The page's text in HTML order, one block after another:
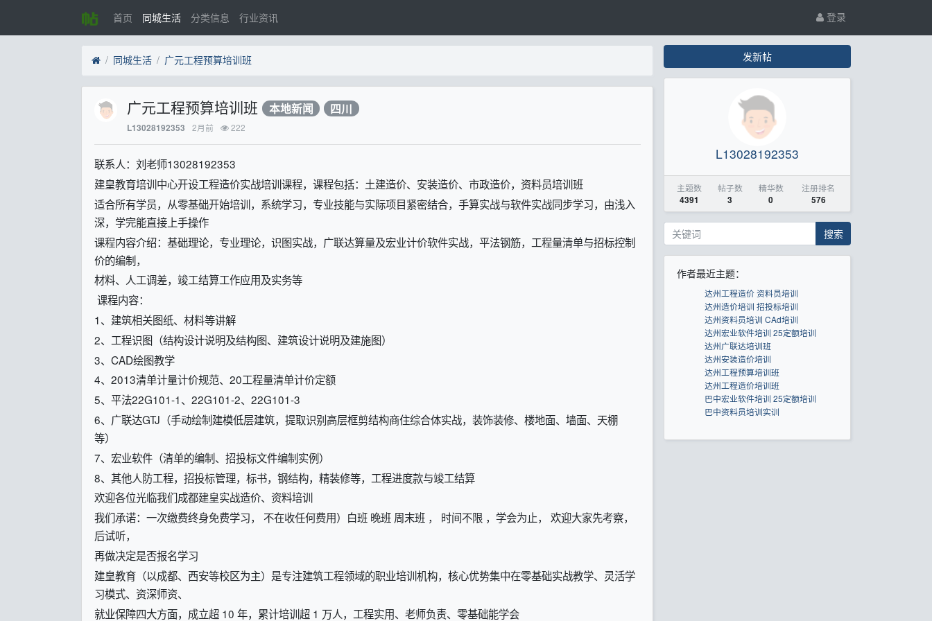
首页 同城生活 分类信息 行业资讯 登录
同城生活 广元工程预算培训班
广元工程预算培训班 本地新闻 四川
L13028192353 2月前 222
联系人：刘老师13028192353
建皇教育培训中心开设工程造价实战培训课程，课程包括：土建造价、安装造价、市政造价，资料员培训班
适合所有学员，从零基础开始培训，系统学习，专业技能与实际项目紧密结合，手算实战与软件实战同步学习，由浅入
深，学完能直接上手操作
课程内容介绍：基础理论，专业理论，识图实战，广联达算量及宏业计价软件实战，平法钢筋，工程量清单与招标控制
价的编制，
材料、人工调差，竣工结算工作应用及实务等
课程内容：
1、建筑相关图纸、材料等讲解
2、工程识图（结构设计说明及结构图、建筑设计说明及建施图）
3、CAD绘图教学
4、2013清单计量计价规范、20工程量清单计价定额
5、平法22G101-1、22G101-2、22G101-3
6、广联达GTJ（手动绘制建模低层建筑，提取识别高层框剪结构商住综合体实战，装饰装修、楼地面、墙面、天棚
等）
7、宏业软件（清单的编制、招投标文件编制实例）
8、其他人防工程，招投标管理，标书，钢结构，精装修等，工程进度款与竣工结算
欢迎各位光临我们成都建皇实战造价、资料培训
我们承诺：一次缴费终身免费学习， 不在收任何费用）白班 晚班 周末班 ， 时间不限 ，学会为止， 欢迎大家先考察，
后试听，
再做决定是否报名学习
建皇教育（以成都、西安等校区为主）是专注建筑工程领域的职业培训机构，核心优势集中在零基础实战教学、灵活学
习模式、资深师资、
就业保障四大方面，成立超 10 年，累计培训超 1 万人，工程实用、老师负责、零基础能学会
发新帖
L13028192353
主题数
4391
帖子数
3
精华数
0
注册排名
576
搜索
作者最近主题：
达州工程造价 资料员培训
达州造价培训 招投标培训
达州资料员培训 CAd培训
达州宏业软件培训 25定额培训
达州广联达培训班
达州安装造价培训
达州工程预算培训班
达州工程造价培训班
巴中宏业软件培训 25定额培训
巴中资料员培训实训